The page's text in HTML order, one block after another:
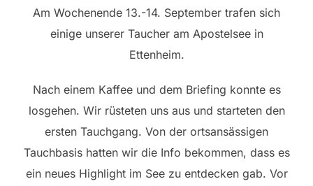
Am Wochenende 13.-14. September trafen sich
einige unserer Taucher am Apostelsee in
Ettenheim.
Nach einem Kaffee und dem Briefing konnte es
losgehen. Wir rüsteten uns aus und starteten den
ersten Tauchgang. Von der ortsansässigen
Tauchbasis hatten wir die Info bekommen, dass es
ein neues Highlight im See zu entdecken gab. Vor